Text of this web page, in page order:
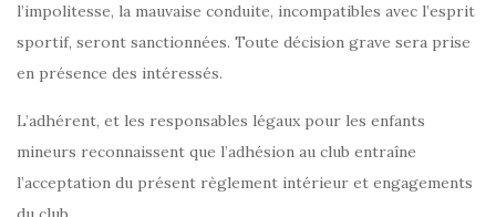
l’impolitesse, la mauvaise conduite, incompatibles avec l’esprit
sportif, seront sanctionnées. Toute décision grave sera prise
en présence des intéressés.
L’adhérent, et les responsables légaux pour les enfants
mineurs reconnaissent que l’adhésion au club entraîne
l’acceptation du présent règlement intérieur et engagements